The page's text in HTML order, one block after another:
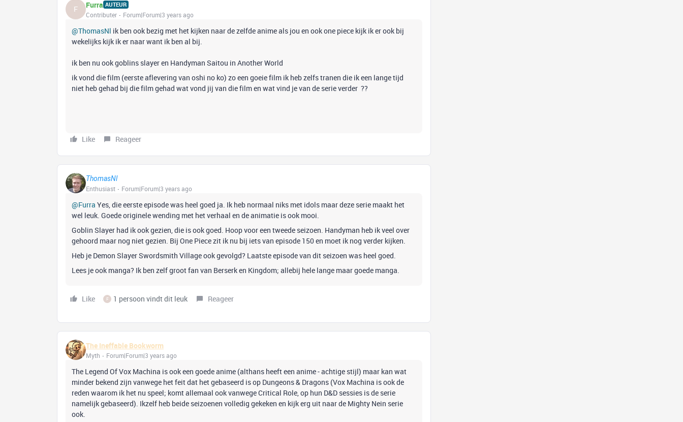
F Furra AUTEUR
Contributer Forum|Forum|3 years ago
@ThomasNl ik ben ook bezig met het kijken naar de zelfde anime als jou en ook one piece kijk ik er ook bij
wekelijks kijk ik er naar want ik ben al bij.
ik ben nu ook goblins slayer en Handyman Saitou in Another World
ik vond die film (eerste aflevering van oshi no ko) zo een goeie film ik heb zelfs tranen die ik een lange tijd
niet heb gehad bij die film gehad wat vond jij van die film en wat vind je van de serie verder ??
Like Reageer
ThomasNl
Enthusiast
Forum|Forum|3 years ago
@Furra Yes, die eerste episode was heel goed ja. Ik heb normaal niks met idols maar deze serie maakt het
wel leuk. Goede originele wending met het verhaal en de animatie is ook mooi.
Goblin Slayer had ik ook gezien, die is ook goed. Hoop voor een tweede seizoen. Handyman heb ik veel over
gehoord maar nog niet gezien. Bij One Piece zit ik nu bij iets van episode 150 en moet ik nog verder kijken.
Heb je Demon Slayer Swordsmith Village ook gevolgd? Laatste episode van dit seizoen was heel goed.
Lees je ook manga? Ik ben zelf groot fan van Berserk en Kingdom; allebij hele lange maar goede manga.
Like F 1 persoon vindt dit leuk Reageer
The Ineffable Bookworm
Myth Forum|Forum|3 years ago
The Legend Of Vox Machina is ook een goede anime (althans heeft een anime - achtige stijl) maar kan wat
minder bekend zijn vanwege het feit dat het gebaseerd is op Dungeons & Dragons (Vox Machina is ook de
reden waarom ik het nu speel; komt allemaal ook vanwege Critical Role, op hun D&D sessies is de serie
namelijk gebaseerd). Ikzelf heb beide seizoenen volledig gekeken en kijk erg uit naar de Mighty Nein serie
ook.